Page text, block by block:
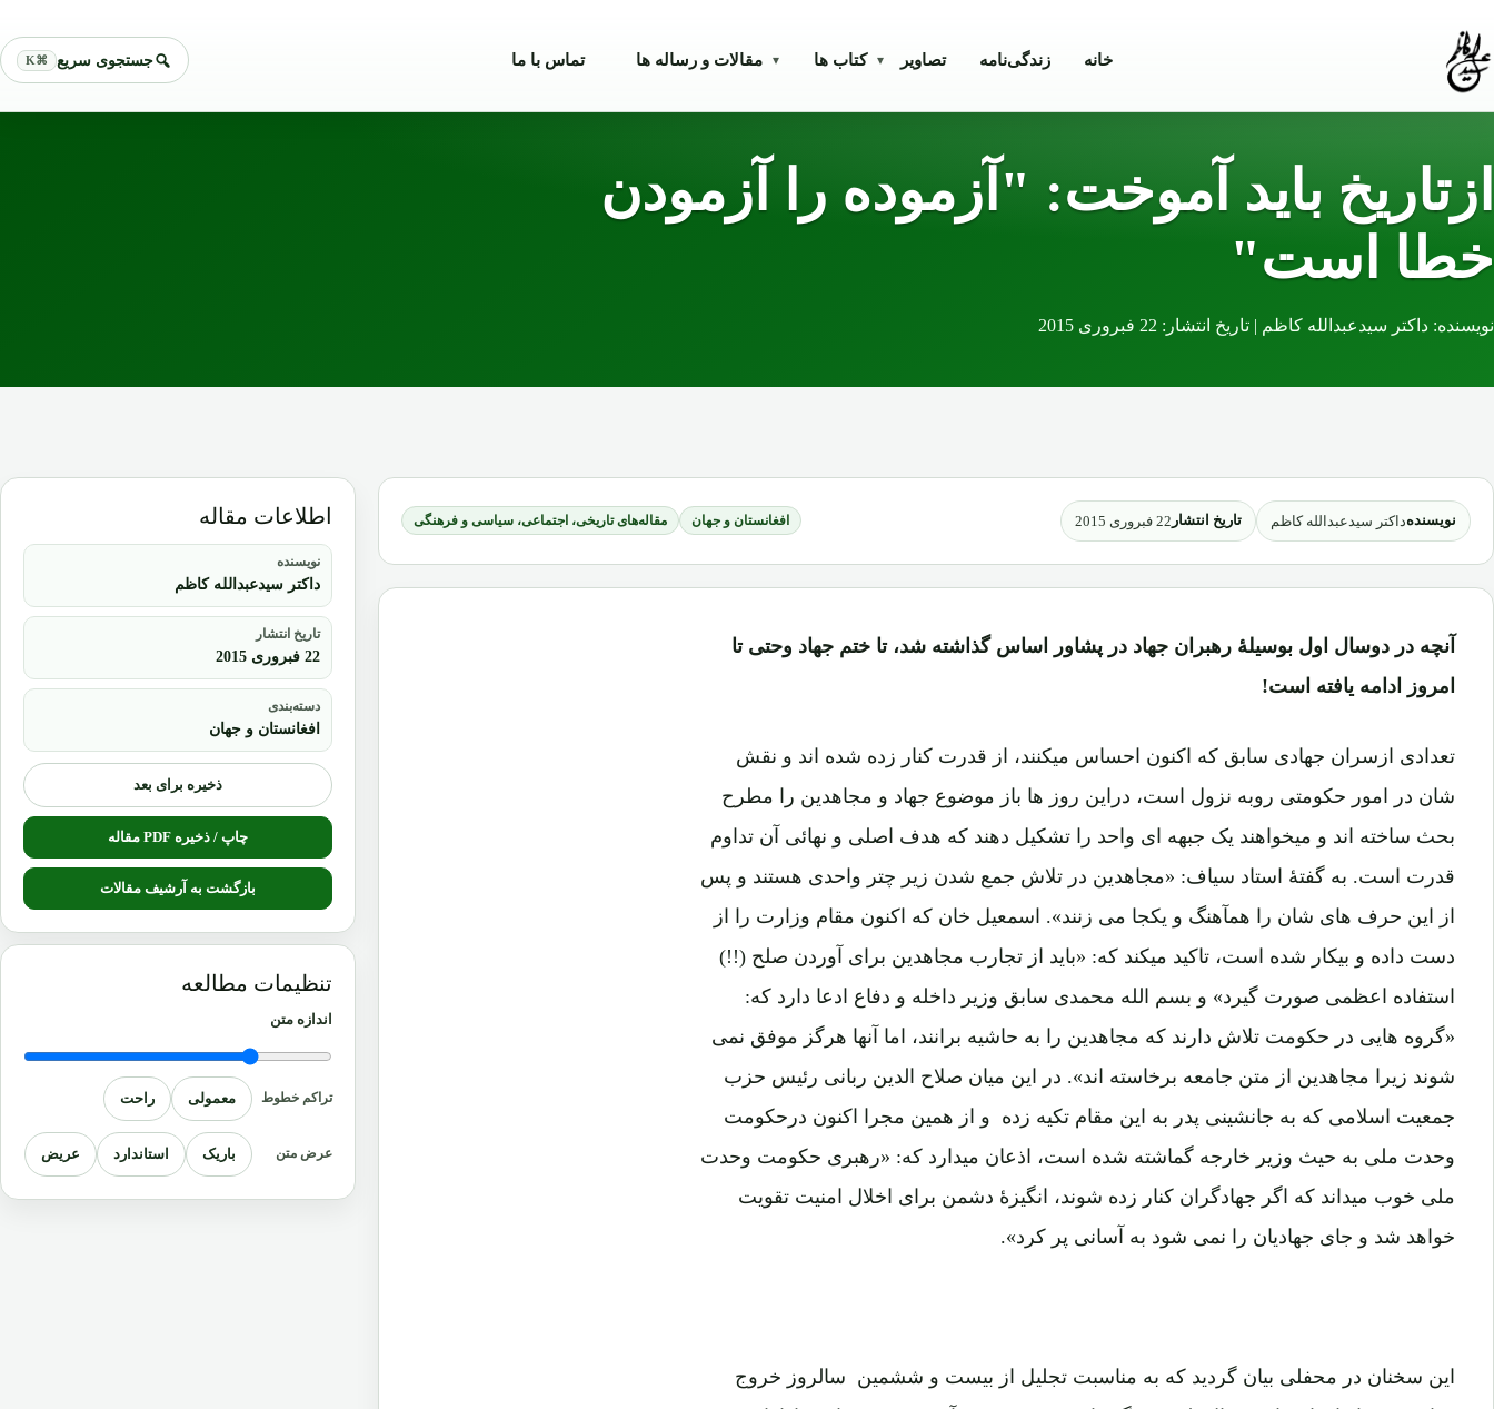
خانه زندگی‌نامه تصاویر کتاب ها مقالات و رساله ها تماس با ما جستجوی سریع ⌘K
ازتاریخ باید آموخت: "آزموده را آزمودن
خطا است"
نویسنده: داکتر سیدعبدالله کاظم | تاریخ انتشار: 22 فبروری 2015
نویسنده داکتر سیدعبدالله کاظم تاریخ انتشار 22 فبروری 2015 افغانستان و جهان مقاله‌های تاریخی، اجتماعی، سیاسی و فرهنگی
آنچه در دوسال اول بوسیلۀ رهبران جهاد در پشاور اساس گذاشته شد، تا ختم جهاد وحتی تا
امروز ادامه یافته است!
تعدادی ازسران جهادی سابق که اکنون احساس میکنند، از قدرت کنار زده شده اند و نقش
شان در امور حکومتی روبه نزول است، دراین روز ها باز موضوع جهاد و مجاهدین را مطرح
بحث ساخته اند و میخواهند یک جبهه ای واحد را تشکیل دهند که هدف اصلی و نهائی آن تداوم
قدرت است. به گفتۀ استاد سیاف: «مجاهدین در تلاش جمع شدن زیر چتر واحدی هستند و پس
از این حرف های شان را همآهنگ و یکجا می زنند». اسمعیل خان که اکنون مقام وزارت را از
دست داده و بیکار شده است، تاکید میکند که: «باید از تجارب مجاهدین برای آوردن صلح (!!)
استفاده اعظمی صورت گیرد» و بسم الله محمدی سابق وزیر داخله و دفاع ادعا دارد که:
«گروه هایی در حکومت تلاش دارند که مجاهدین را به حاشیه برانند، اما آنها هرگز موفق نمی
شوند زیرا مجاهدین از متن جامعه برخاسته اند». در این میان صلاح الدین ربانی رئیس حزب
جمعیت اسلامی که به جانشینی پدر به این مقام تکیه زده و از همین مجرا اکنون درحکومت
وحدت ملی به حیث وزیر خارجه گماشته شده است، اذعان میدارد که: «رهبری حکومت وحدت
ملی خوب میداند که اگر جهادگران کنار زده شوند، انگیزۀ دشمن برای اخلال امنیت تقویت
خواهد شد و جای جهادیان را نمی شود به آسانی پر کرد».
این سخنان در محفلی بیان گردید که به مناسبت تجلیل از بیست و ششمین سالروز خروج
اطلاعات مقاله
نویسنده
داکتر سیدعبدالله کاظم
تاریخ انتشار
22 فبروری 2015
دسته‌بندی
افغانستان و جهان
ذخیره برای بعد
چاپ / ذخیره PDF مقاله
بازگشت به آرشیف مقالات
تنظیمات مطالعه
اندازه متن
تراکم خطوط معمولی راحت
عرض متن باریک استاندارد عریض